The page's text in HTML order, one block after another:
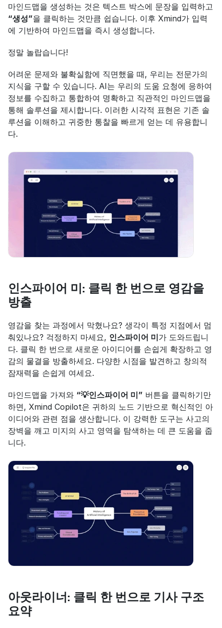
“생성”을 클릭하는 것만큼 쉽습니다. 이후 Xmind가 입력
에 기반하여 마인드맵을 즉시 생성합니다.
정말 놀랍습니다!
어려운 문제와 불확실함에 직면했을 때, 우리는 전문가의
지식을 구할 수 있습니다. AI는 우리의 도움 요청에 응하여
정보를 수집하고 통합하여 명확하고 직관적인 마인드맵을
통해 솔루션을 제시합니다. 이러한 시각적 표현은 기존 솔
루션을 이해하고 귀중한 통찰을 빠르게 얻는 데 유용합니
다.
인스파이어 미: 클릭 한 번으로 영감을
방출
영감을 찾는 과정에서 막혔나요? 생각이 특정 지점에서 멈
춰있나요? 걱정하지 마세요, 인스파이어 미가 도와드립니
다. 클릭 한 번으로 새로운 아이디어를 손쉽게 확장하고 영
감의 물결을 방출하세요. 다양한 시점을 발견하고 창의적
잠재력을 손쉽게 여세요.
마인드맵을 가져와 “💡인스파이어 미” 버튼을 클릭하기만
하면, Xmind Copilot은 귀하의 노드 기반으로 혁신적인 아
이디어와 관련 점을 생산합니다. 이 강력한 도구는 사고의
장벽을 깨고 미지의 사고 영역을 탐색하는 데 큰 도움을 줍
니다.
아웃라이너: 클릭 한 번으로 기사 구조
요약